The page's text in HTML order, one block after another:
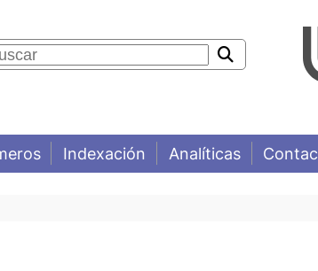
Indexación Analíticas